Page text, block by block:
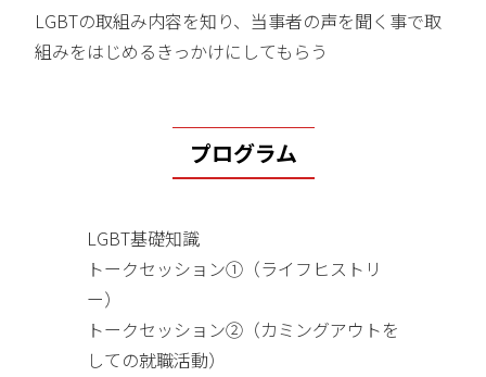
LGBTの取組み内容を知り、当事者の声を聞く事で取
組みをはじめるきっかけにしてもらう
プログラム
LGBT基礎知識
トークセッション①（ライフヒストリ
ー）
トークセッション②（カミングアウトを
しての就職活動）